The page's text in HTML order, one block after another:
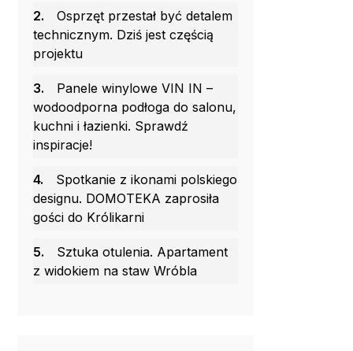
2.
Osprzęt przestał być detalem
technicznym. Dziś jest częścią
projektu
3.
Panele winylowe VIN IN –
wodoodporna podłoga do salonu,
kuchni i łazienki. Sprawdź
inspiracje!
4.
Spotkanie z ikonami polskiego
designu. DOMOTEKA zaprosiła
gości do Królikarni
5.
Sztuka otulenia. Apartament
z widokiem na staw Wróbla